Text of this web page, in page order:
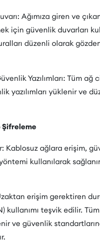
Ağımıza giren ve
için güvenlik duvarları
düzenli olarak
Yazılımları: Tüm ağ
yazılımları yüklenir ve
Şifreleme
Kablosuz ağlara erişim,
kullanılarak
erişim gerektiren
kullanımı teşvik edilir.
ve güvenlik